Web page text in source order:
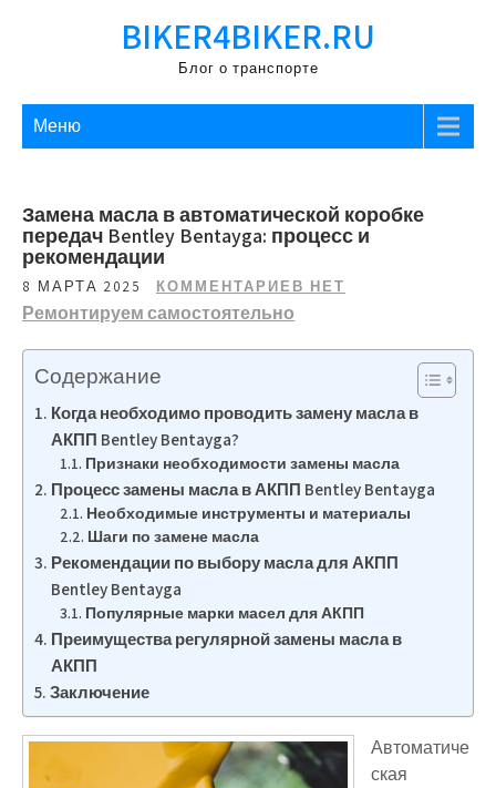
BIKER4BIKER.RU
Блог о транспорте
Меню
Замена масла в автоматической коробке
передач Bentley Bentayga: процесс и
рекомендации
8 МАРТА 2025 КОММЕНТАРИЕВ НЕТ
Ремонтируем самостоятельно
Содержание
Когда необходимо проводить замену масла в
АКПП Bentley Bentayga?
Признаки необходимости замены масла
Процесс замены масла в АКПП Bentley Bentayga
Необходимые инструменты и материалы
Шаги по замене масла
Рекомендации по выбору масла для АКПП
Bentley Bentayga
Популярные марки масел для АКПП
Преимущества регулярной замены масла в
АКПП
Заключение
Автоматиче
ская